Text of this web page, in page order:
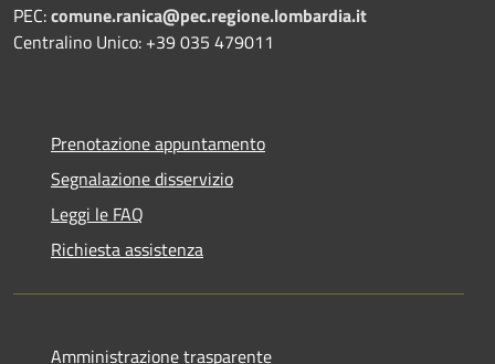
PEC:comune.ranica@pec.regione.lombardia.it
Centralino Unico: +39 035 479011
Prenotazione appuntamento
Segnalazione disservizio
Leggi le FAQ
Richiesta assistenza
Amministrazione trasparente